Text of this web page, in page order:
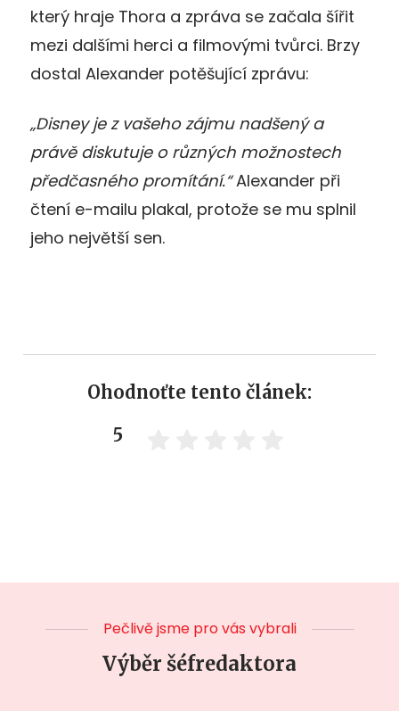
který hraje Thora a zpráva se začala šířit
mezi dalšími herci a filmovými tvůrci. Brzy
dostal Alexander potěšující zprávu:
„Disney je z vašeho zájmu nadšený a
právě diskutuje o různých možnostech
předčasného promítání.“Alexander při
čtení e-mailu plakal, protože se mu splnil
jeho největší sen.
Ohodnoťte tento článek:
5
Pečlivě jsme pro vás vybrali
Výběr šéfredaktora